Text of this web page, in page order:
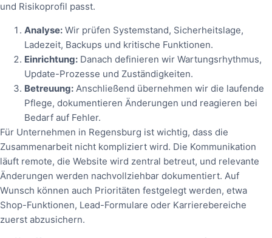
und Risikoprofil passt.
Analyse: Wir prüfen Systemstand, Sicherheitslage,
Ladezeit, Backups und kritische Funktionen.
Einrichtung: Danach definieren wir Wartungsrhythmus,
Update-Prozesse und Zuständigkeiten.
Betreuung: Anschließend übernehmen wir die laufende
Pflege, dokumentieren Änderungen und reagieren bei
Bedarf auf Fehler.
Für Unternehmen in Regensburg ist wichtig, dass die
Zusammenarbeit nicht kompliziert wird. Die Kommunikation
läuft remote, die Website wird zentral betreut, und relevante
Änderungen werden nachvollziehbar dokumentiert. Auf
Wunsch können auch Prioritäten festgelegt werden, etwa
Shop-Funktionen, Lead-Formulare oder Karrierebereiche
zuerst abzusichern.